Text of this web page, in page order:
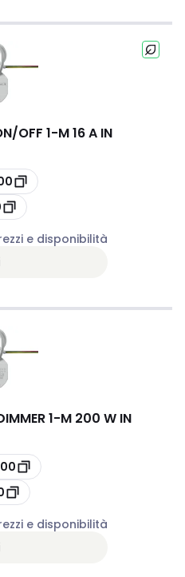
OFF 1-M 16 A IN
e disponibilità
1-M 200 W IN
e disponibilità